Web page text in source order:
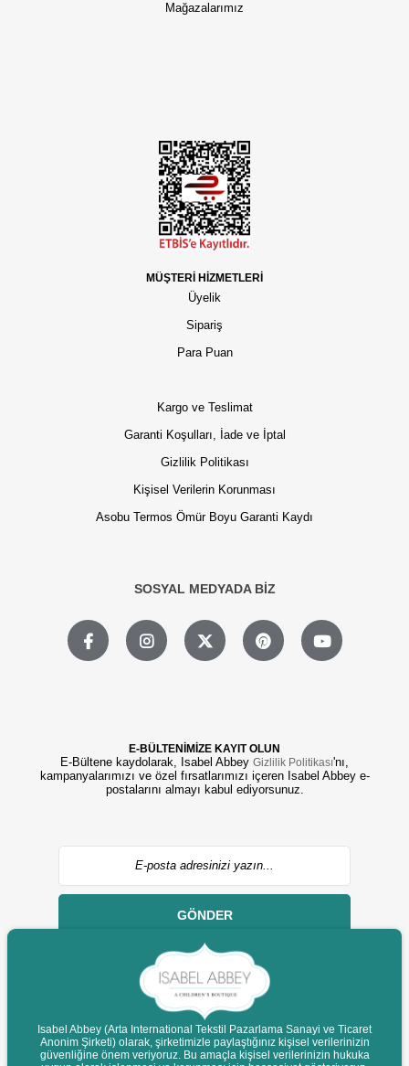
Mağazalarımız
MÜŞTERİ HİZMETLERİ
Üyelik
Sipariş
Para Puan
Kargo ve Teslimat
Garanti Koşulları, İade ve İptal
Gizlilik Politikası
Kişisel Verilerin Korunması
Asobu Termos Ömür Boyu Garanti Kaydı
SOSYAL MEDYADA BİZ
E-BÜLTENİMİZE KAYIT OLUN
E-Bültene kaydolarak, Isabel Abbey Gizlilik Politikası'nı,
kampanyalarımızı ve özel fırsatlarımızı içeren Isabel Abbey e-
postalarını almayı kabul ediyorsunuz.
GÖNDER
© 2022 isabelabbey.com - Tüm Hakları Saklıdır.
Isabel Abbey (Arta International Tekstil Pazarlama Sanayi ve Ticaret
Anonim Şirketi) olarak, şirketimizle paylaştığınız kişisel verilerinizin
güvenliğine önem veriyoruz. Bu amaçla kişisel verilerinizin hukuka